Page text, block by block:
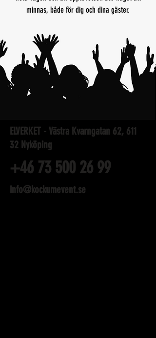
minnas, både för dig och dina gäster.
ELVERKET - Västra Kvarngatan 62, 611
32 Nyköping
+46 73 500 26 99
info@kockumevent.se